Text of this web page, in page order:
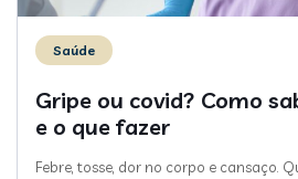
Saúde
Gripe ou covid? Como
e o que fazer
Febre, tosse, dor no corpo e cansaço.